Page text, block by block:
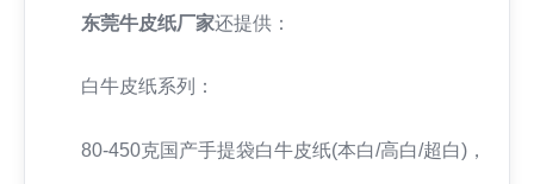
东莞牛皮纸厂家还提供：
白牛皮纸系列：
80-450克国产手提袋白牛皮纸(本白/高白/超白)，